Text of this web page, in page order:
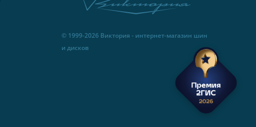
© 1999-2026 Виктория - интернет-магазин шин
и дисков